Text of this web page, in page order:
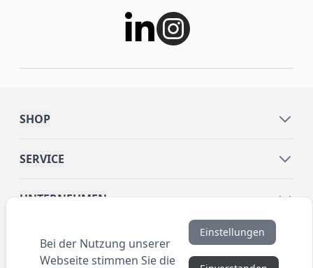
SHOP
SERVICE
UNTERNEHMEN
INFORMATIONEN
Bei der Nutzung unserer
Webseite stimmen Sie die
Einstellungen